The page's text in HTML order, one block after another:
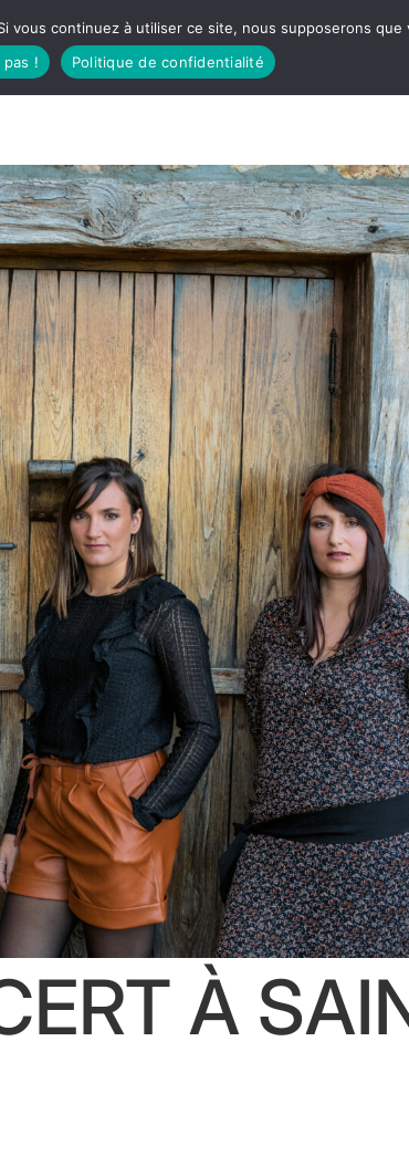
CÔTÉ SORTIES GREEN LIFE
À
continuez à utiliser ce site, nous supposerons
! Politique de confidentialité